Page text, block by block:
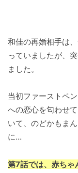
和佳の再婚相手は
っていましたが、
ました。
当初ファーストペ
への恋心を匂わせ
いて、のどかもま
に…
第7話では、赤ちゃ